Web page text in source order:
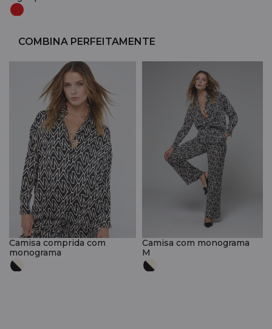
COMBINA PERFEITAMENTE
Camisa comprida com
monograma
Camisa com monograma
M